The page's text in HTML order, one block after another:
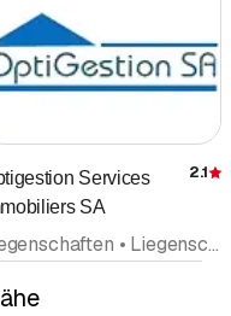
Services
SA
2.1
Liegenschaften • Liegenschaftsverwaltung • Makler • Vermietung • Schatzungen